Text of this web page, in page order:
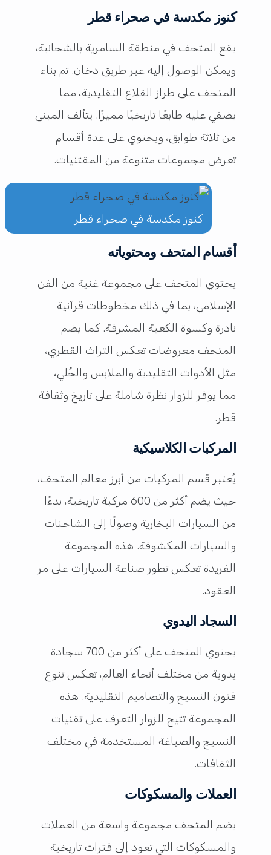
كنوز مكدسة في صحراء قطر
يقع المتحف في منطقة السامرية بالشحانية،
ويمكن الوصول إليه عبر طريق دخان. تم بناء
المتحف على طراز القلاع التقليدية، مما
يضفي عليه طابعًا تاريخيًا مميزًا. يتألف المبنى
من ثلاثة طوابق، ويحتوي على عدة أقسام
تعرض مجموعات متنوعة من المقتنيات.
كنوز مكدسة في صحراء قطر
أقسام المتحف ومحتوياته
يحتوي المتحف على مجموعة غنية من الفن
الإسلامي، بما في ذلك مخطوطات قرآنية
نادرة وكسوة الكعبة المشرفة. كما يضم
المتحف معروضات تعكس التراث القطري،
مثل الأدوات التقليدية والملابس والحُلي،
مما يوفر للزوار نظرة شاملة على تاريخ وثقافة
قطر.
المركبات الكلاسيكية
يُعتبر قسم المركبات من أبرز معالم المتحف،
حيث يضم أكثر من 600 مركبة تاريخية، بدءًا
من السيارات البخارية وصولًا إلى الشاحنات
والسيارات المكشوفة. هذه المجموعة
الفريدة تعكس تطور صناعة السيارات على مر
العقود.
السجاد اليدوي
يحتوي المتحف على أكثر من 700 سجادة
يدوية من مختلف أنحاء العالم، تعكس تنوع
فنون النسيج والتصاميم التقليدية. هذه
المجموعة تتيح للزوار التعرف على تقنيات
النسيج والصباغة المستخدمة في مختلف
الثقافات.
العملات والمسكوكات
يضم المتحف مجموعة واسعة من العملات
والمسكوكات التي تعود إلى فترات تاريخية